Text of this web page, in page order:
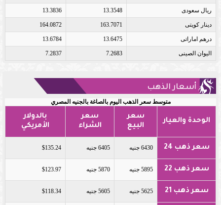
ريال سعودى 13.3548
13.3836
دينار كويتى 163.7071
164.0872
درهم اماراتى 13.6475
13.6784
اليوان الصينى 7.2683
7.2837
أسعار الذهب
متوسط سعر الذهب اليوم بالصاغة بالجنيه المصري
الوحدة والعيار
سعر
البيع
سعر
الشراء
بالدولار
الأمريكي
سعر ذهب 24 6430 جنيه 6405 جنيه $135.24
سعر ذهب 22 5895 جنيه 5870 جنيه $123.97
سعر ذهب 21 5625 جنيه 5605 جنيه $118.34